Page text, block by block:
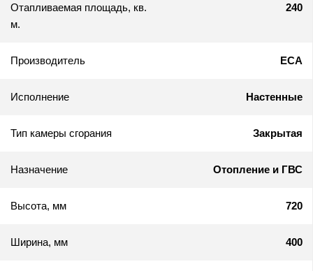
Отапливаемая площадь, кв.
м.
240
Производитель ECA
Исполнение Настенные
Тип камеры сгорания Закрытая
Назначение Отопление и ГВС
Высота, мм 720
Ширина, мм 400